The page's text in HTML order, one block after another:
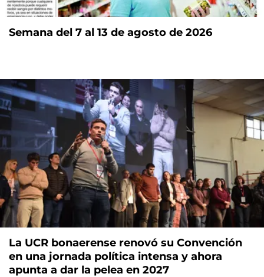
Semana del 7 al 13 de agosto de 2026
La UCR bonaerense renovó su Convención
en una jornada política intensa y ahora
apunta a dar la pelea en 2027